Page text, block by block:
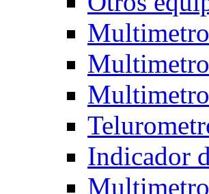
Indicador